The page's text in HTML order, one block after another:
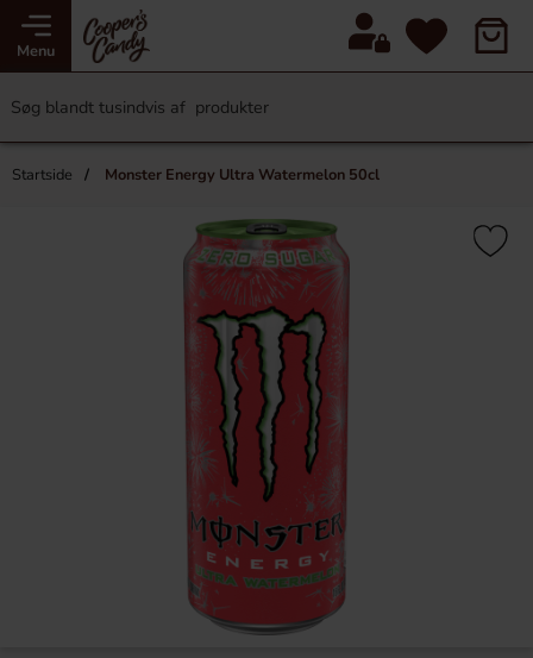
Menu
Startside Monster Energy Ultra Watermelon 50cl